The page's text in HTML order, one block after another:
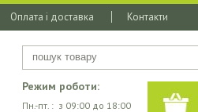
Оплата і доставка Контакти
Режим роботи:
Пн.-пт. : з 09:00 до 18:00